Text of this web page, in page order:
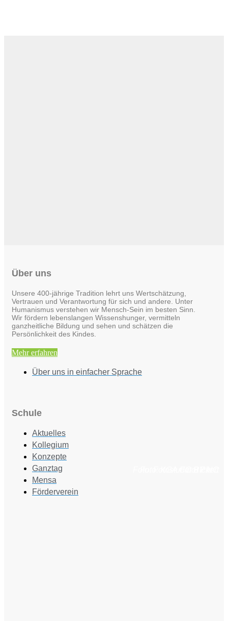
Über uns
Unsere 400-jährige Tradition lehrt uns Wertschätzung,
Vertrauen und Verantwortung für sich und andere. Unter
Humanismus verstehen wir Mensch-Sein im besten Sinn.
Wir fördern lebenslangen Wissenshunger, vermitteln
ganzheitliche Bildung und sehen und schätzen die
Persönlichkeit des Kindes.
Mehr erfahren
Über uns in einfacher Sprache
Schule
Aktuelles
Kollegium
Konzepte
Ganztag
Mensa
Förderverein